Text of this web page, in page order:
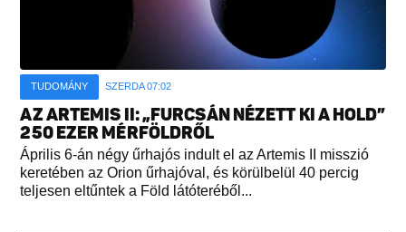
TUDOMÁNY SZERDA 07:02
AZ ARTEMIS II: „FURCSÁN NÉZETT KI A HOLD”
250 EZER MÉRFÖLDRŐL
Április 6-án négy űrhajós indult el az Artemis II misszió
keretében az Orion űrhajóval, és körülbelül 40 percig
teljesen eltűntek a Föld látóteréből...